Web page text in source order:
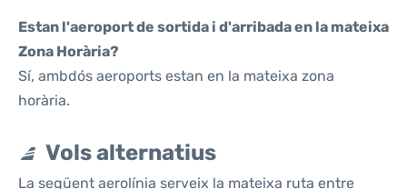
Estan l'aeroport de sortida i d'arribada en la mateixa
Zona Horària?
Sí, ambdós aeroports estan en la mateixa zona
horària.
Vols alternatius
La següent aerolínia serveix la mateixa ruta entre